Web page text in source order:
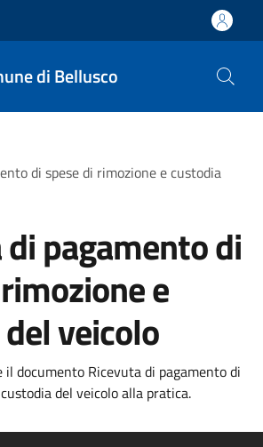
di Bellusco
di spese di rimozione e custodia
pagamento di
e
veicolo
il documento Ricevuta di pagamento di
del veicolo alla pratica.